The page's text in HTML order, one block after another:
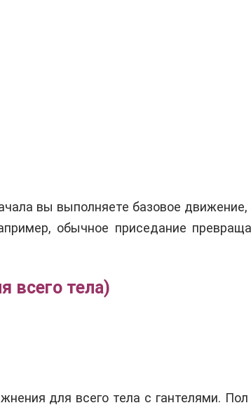
вы выполняете базовое движение,
обычное приседание
всего тела)
для всего тела с гантелями.